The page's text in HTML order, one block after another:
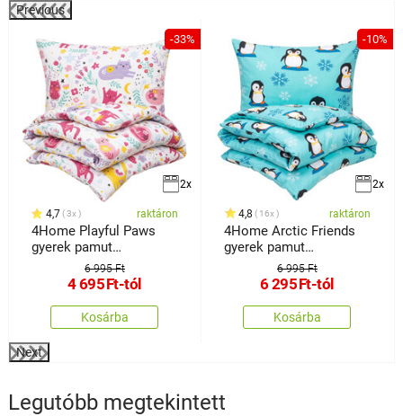
Previous
-33%
2x
4,7 3x raktáron
4Home Playful Paws
gyerek pamut
ágyneműhuzat
6 995 Ft
4 695Ft-tól
Kosárba
-10%
2x
4,8 16x raktáron
4Home Arctic Friends
gyerek pamut
ágyneműhuzat
6 995 Ft
6 295Ft-tól
Kosárba
Next
Legutóbb megtekintett